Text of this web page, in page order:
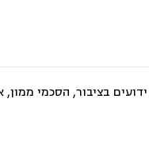
בציבור, הסכמי ממון,